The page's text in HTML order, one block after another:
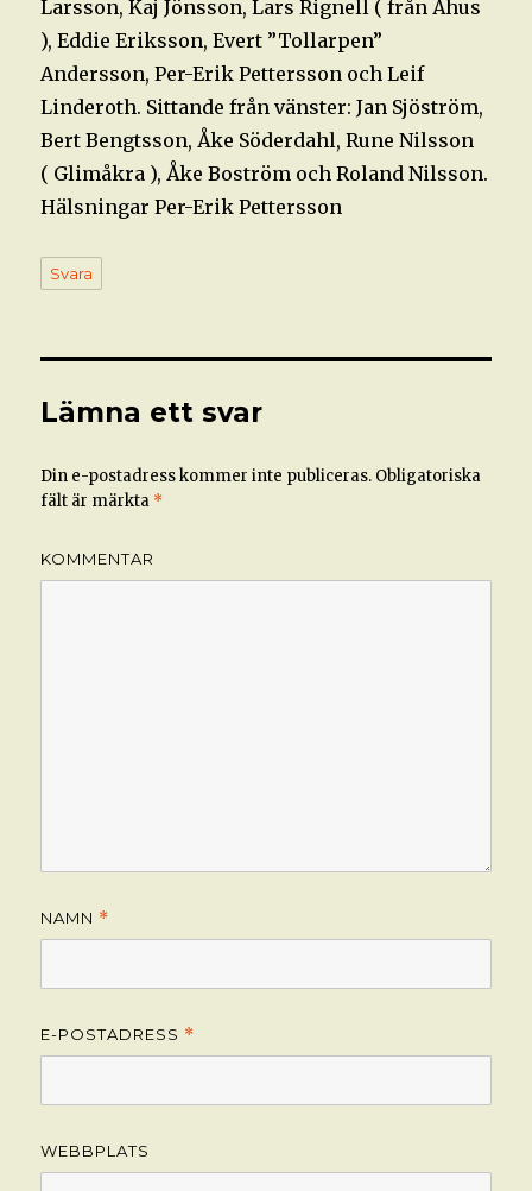
Larsson, Kaj Jönsson, Lars Rignell ( från Åhus
), Eddie Eriksson, Evert ”Tollarpen”
Andersson, Per-Erik Pettersson och Leif
Linderoth. Sittande från vänster: Jan Sjöström,
Bert Bengtsson, Åke Söderdahl, Rune Nilsson
( Glimåkra ), Åke Boström och Roland Nilsson.
Hälsningar Per-Erik Pettersson
Svara
Lämna ett svar
Din e-postadress kommer inte publiceras. Obligatoriska
fält är märkta *
KOMMENTAR
NAMN *
E-POSTADRESS *
WEBBPLATS